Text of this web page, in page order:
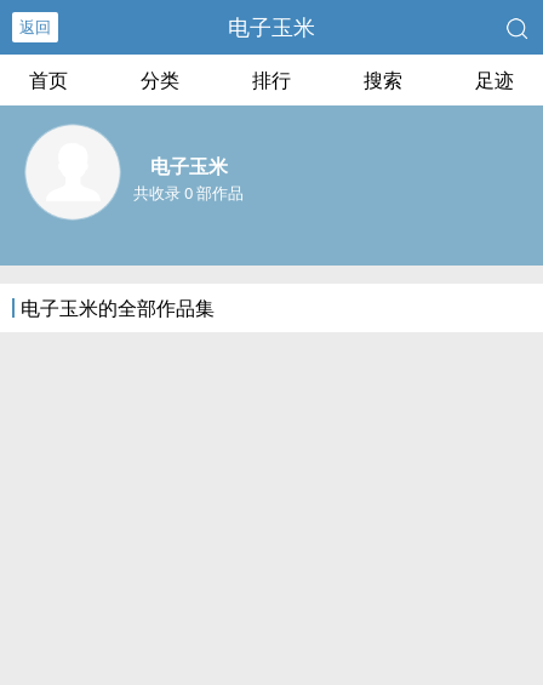
返回 电子玉米
首页 分类 排行 搜索 足迹
电子玉米
共收录 0 部作品
电子玉米的全部作品集